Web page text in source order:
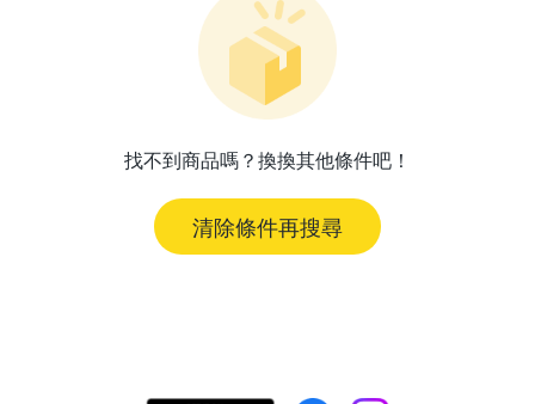
找不到商品嗎？換換其他條件吧！
清除條件再搜尋